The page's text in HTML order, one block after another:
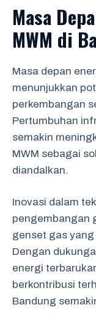
Masa
MWM di
Masa depan
menunjukkan
perkembangan
Pertumbuhan
semakin
MWM sebagai
diandalkan.
Inovasi dalam
pengembangan
genset gas
Dengan
energi
berkontribusi
Bandung